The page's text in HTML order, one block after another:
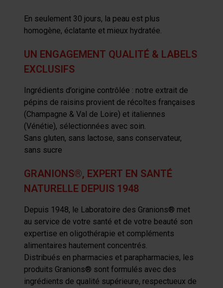
En seulement 30 jours, la peau est plus
homogène, éclatante et mieux hydratée.
UN ENGAGEMENT QUALITÉ & LABELS
EXCLUSIFS
Ingrédients d’origine contrôlée : notre extrait de
pépins de raisins provient de récoltes françaises
(Champagne & Val de Loire) et italiennes
(Vénétie), sélectionnées avec soin.
Sans gluten, sans lactose, sans conservateur,
sans sucre
GRANIONS®, EXPERT EN SANTÉ
NATURELLE DEPUIS 1948
Depuis 1948, le Laboratoire des Granions® met
au service de votre santé et de votre beauté son
expertise en oligothérapie et compléments
alimentaires hautement concentrés.
Distribués en pharmacies et parapharmacies, les
produits Granions® sont formulés avec des
ingrédients de qualité supérieure, respectueux de